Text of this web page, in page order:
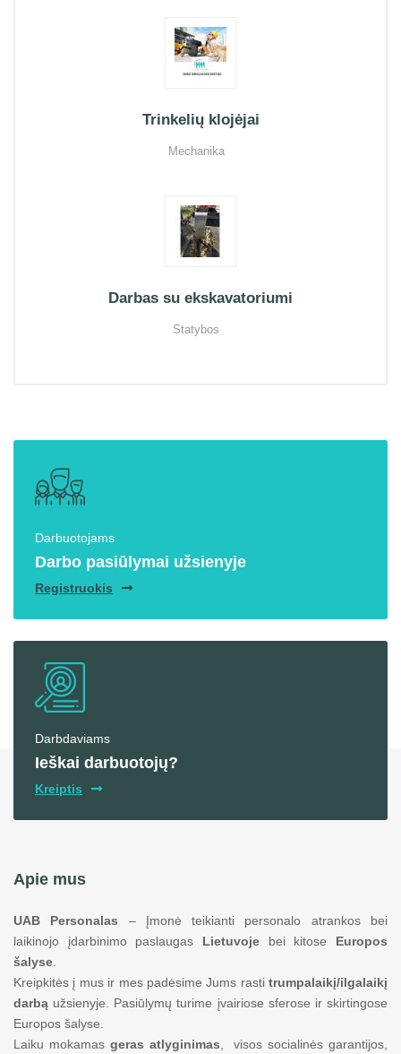
Trinkelių klojėjai
Mechanika
Darbas su ekskavatoriumi
Statybos
Darbuotojams
Darbo pasiūlymai užsienyje
Registruokis
Darbdaviams
Ieškai darbuotojų?
Kreiptis
Apie mus
UAB Personalas – Įmonė teikianti personalo atrankos bei
laikinojo įdarbinimo paslaugas Lietuvoje bei kitose Europos
šalyse
Kreipkitės į mus ir mes padėsime Jums rasti trumpalaikį/ilgalaikį
darbą užsienyje. Pasiūlymų turime įvairiose sferose ir skirtingose
Europos šalyse.
Laiku mokamas geras atlyginimas , visos socialinės garantijos,